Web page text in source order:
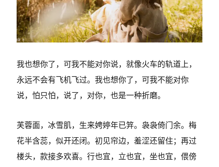
我也想你了，可我不能对你说，就像火车的轨道上，
永远不会有飞机飞过。我也想你了，可我不能对你
说，怕只怕，说了，对你，也是一种折磨。
芙蓉面，冰雪肌，生来娉婷年已笄。袅袅倚门余。梅
花半含蕊，似开还闭。初见帘边，羞涩还留住；再过
楼头，款接多欢喜。行也宜，立也宜，坐也宜，偎傍